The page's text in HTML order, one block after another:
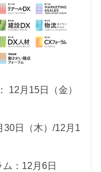
12月15日（金）
30日（木）/12月1
：12月6日